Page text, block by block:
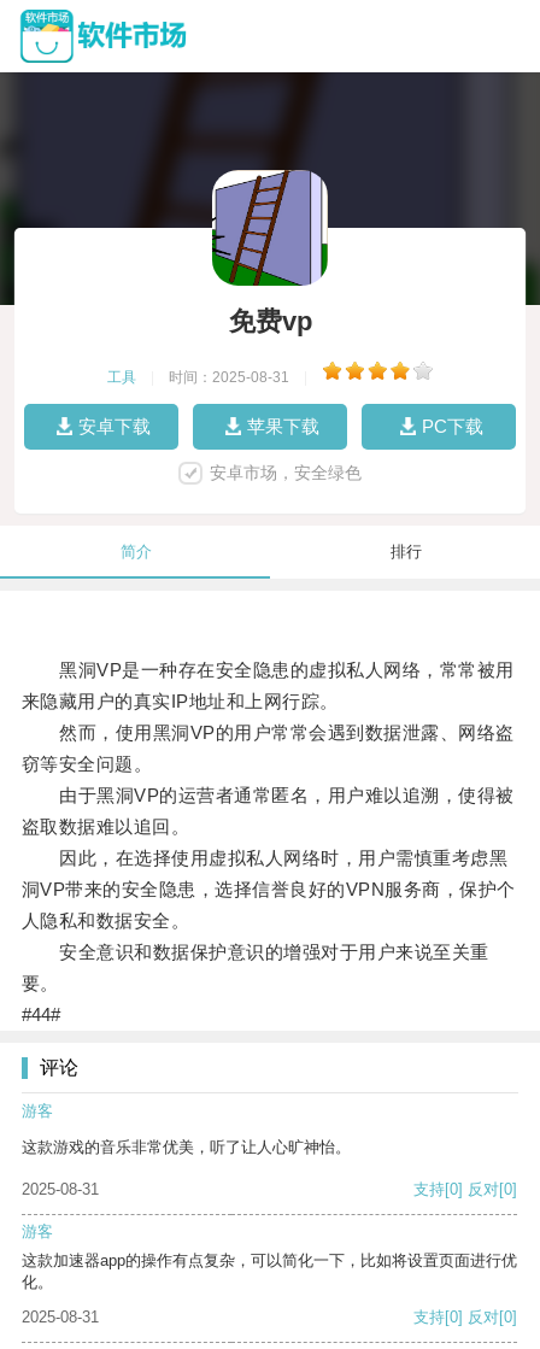
免费vp
工具 时间：2025-08-31
安卓下载 苹果下载 PC下载
安卓市场，安全绿色
简介 排行
黑洞VP是一种存在安全隐患的虚拟私人网络，常常被用
来隐藏用户的真实IP地址和上网行踪。
然而，使用黑洞VP的用户常常会遇到数据泄露、网络盗
窃等安全问题。
由于黑洞VP的运营者通常匿名，用户难以追溯，使得被
盗取数据难以追回。
因此，在选择使用虚拟私人网络时，用户需慎重考虑黑
洞VP带来的安全隐患，选择信誉良好的VPN服务商，保护个
人隐私和数据安全。
安全意识和数据保护意识的增强对于用户来说至关重
要。
#44#
评论
游客
这款游戏的音乐非常优美，听了让人心旷神怡。
2025-08-31 支持[0] 反对[0]
游客
这款加速器app的操作有点复杂，可以简化一下，比如将设置页面进行优
化。
2025-08-31
支持[0] 反对[0]